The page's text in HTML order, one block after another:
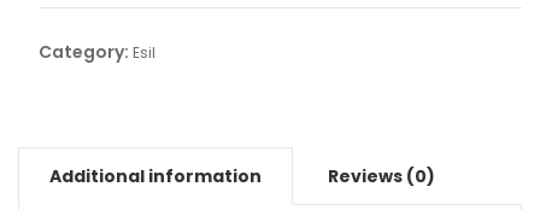
Category: Esil
Additional information Reviews (0)